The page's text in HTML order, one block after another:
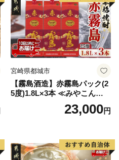
宮崎県都城市
【霧島酒造】赤霧島パック(2
5度)1.8L×3本 ≪みやこんじょ
特急便≫_23-07-K03P-1800-3
23,000円